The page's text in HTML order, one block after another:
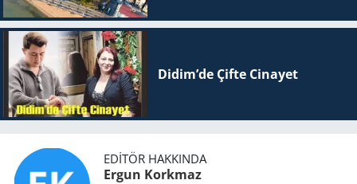
Didim’de Çifte Ci­na­yet
EDITÖR HAKKINDA
Ergun Korkmaz